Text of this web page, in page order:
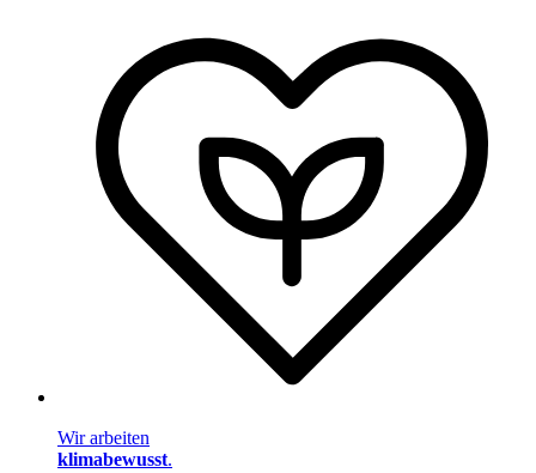
Wir arbeiten
klimabewusst.